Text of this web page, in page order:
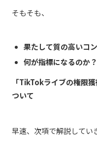
そもそも、
果たして質の高いコ
何が指標になるのか？
「TikTokライブの権限
ついて
早速、次項で解説してい